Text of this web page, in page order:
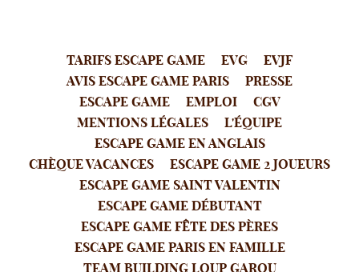
TARIFS ESCAPE GAME EVG
EVJF
AVIS ESCAPE GAME PARIS
PRESSE
ESCAPE GAME
EMPLOI
CGV
MENTIONS LÉGALES
L'ÉQUIPE
ESCAPE GAME EN ANGLAIS
CHÈQUE VACANCES
ESCAPE GAME 2 JOUEURS
ESCAPE GAME SAINT VALENTIN
ESCAPE GAME DÉBUTANT
ESCAPE GAME FÊTE DES PÈRES
ESCAPE GAME PARIS EN FAMILLE
TEAM BUILDING LOUP GAROU